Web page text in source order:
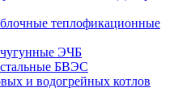
теплофикационные
ЭЧБ
БВЭС
и водогрейных котлов